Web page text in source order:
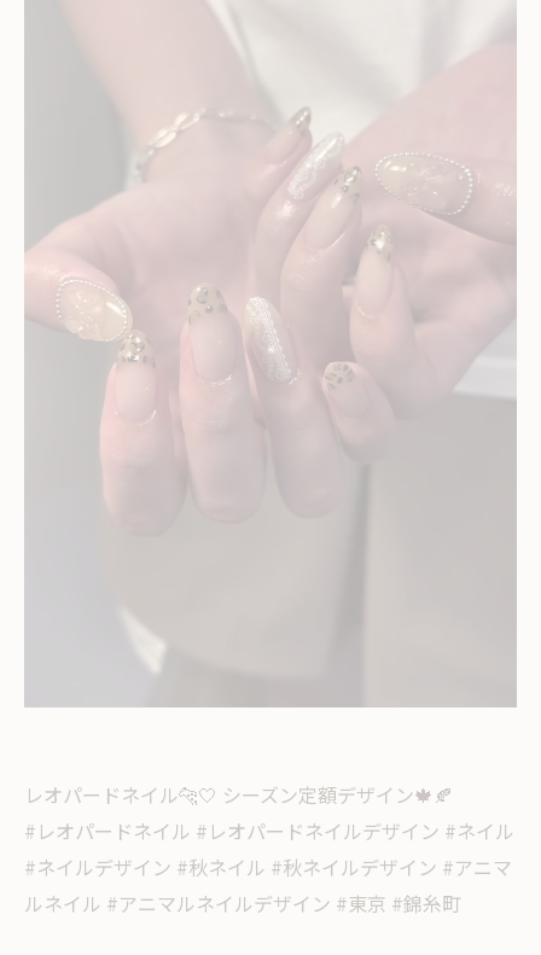
レオパードネイル🐆‎🤍 シーズン定額デザイン🍁🍂
#レオパードネイル #レオパードネイルデザイン #ネイル
#ネイルデザイン #秋ネイル #秋ネイルデザイン #アニマ
ルネイル #アニマルネイルデザイン #東京 #錦糸町